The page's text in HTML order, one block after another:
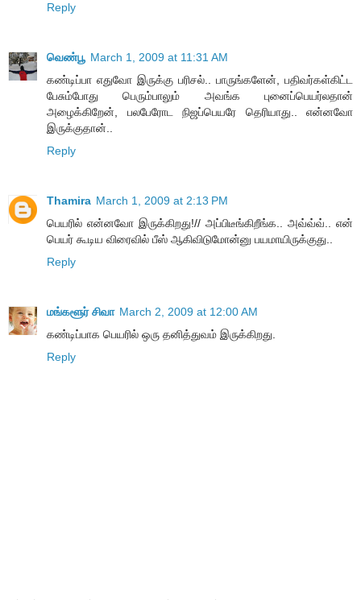
Reply
வெண்பூ March 1, 2009 at 11:31 AM
கண்டிப்பா எதுவோ இருக்கு பரிசல்.. பாருங்களேன், பதிவர்கள்கிட்ட
பேசும்போது பெரும்பாலும் அவங்க புனைப்பெயர்லதான்
அழைக்கிறேன், பலபேரோட நிஜப்பெயரே தெரியாது.. என்னவோ
இருக்குதான்..
Reply
Thamira March 1, 2009 at 2:13 PM
பெயரில் என்னவோ இருக்கிறது!// அப்பிடீங்கிறீங்க.. அவ்வ்வ்.. என்
பெயர் கூடிய விரைவில் பீஸ் ஆகிவிடுமோன்னு பயமாயிருக்குது..
Reply
மங்களூர் சிவா March 2, 2009 at 12:00 AM
கண்டிப்பாக பெயரில் ஒரு தனித்துவம் இருக்கிறது.
Reply